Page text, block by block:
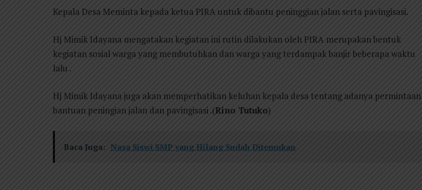
Kepala Desa Meminta kepada ketua PIRA untuk dibantu peninggian jalan serta pavingisasi.
Hj Mimik Idayana mengatakan kegiatan ini rutin dilakukan oleh PIRA merupakan bentuk
kegiatan sosial warga yang membutuhkan dan warga yang terdampak banjir beberapa waktu
lalu .
Hj Mimik Idayana juga akan memperhatikan keluhan kepala desa tentang adanya permintaan
bantuan peningian jalan dan pavingisasi .(Rino Tutuko)
Baca Juga: Nasa Siswi SMP yang Hilang Sudah Ditemukan